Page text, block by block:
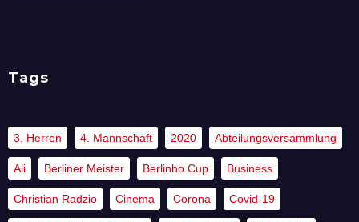
Tags
3. Herren 4. Mannschaft 2020 Abteilungsversammlung
Ali Berliner Meister Berlinho Cup Business
Christian Radzio Cinema Corona Covid-19